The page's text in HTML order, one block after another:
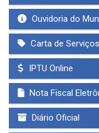
Ouvidoria do
Carta de
IPTU Online
Nota Fiscal
Diário Oficial